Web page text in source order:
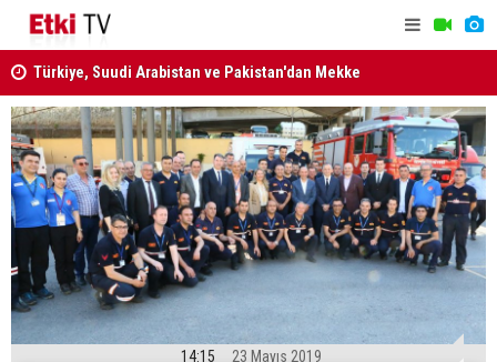
Savunma Anlaşması
MGK Bildirisi yayımlandı! İŞTE ALINAN KRİTİK KARARLAR
14:15 23 Mayıs 2019